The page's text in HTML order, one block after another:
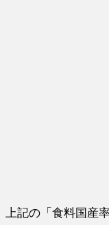
上記の「食料国産